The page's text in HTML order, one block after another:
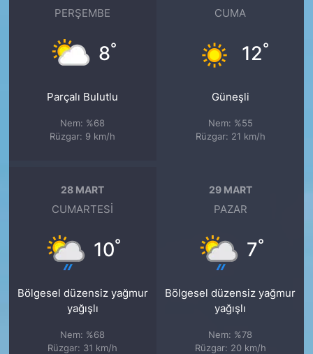
PERŞEMBE
8°
Parçalı Bulutlu
Nem: %68
Rüzgar: 9 km/h
CUMA
12°
Güneşli
Nem: %55
Rüzgar: 21 km/h
28 MART
CUMARTESI
10°
Bölgesel düzensiz yağmur
yağışlı
Nem: %68
Rüzgar: 31 km/h
29 MART
PAZAR
7°
Bölgesel düzensiz yağmur
yağışlı
Nem: %78
Rüzgar: 20 km/h